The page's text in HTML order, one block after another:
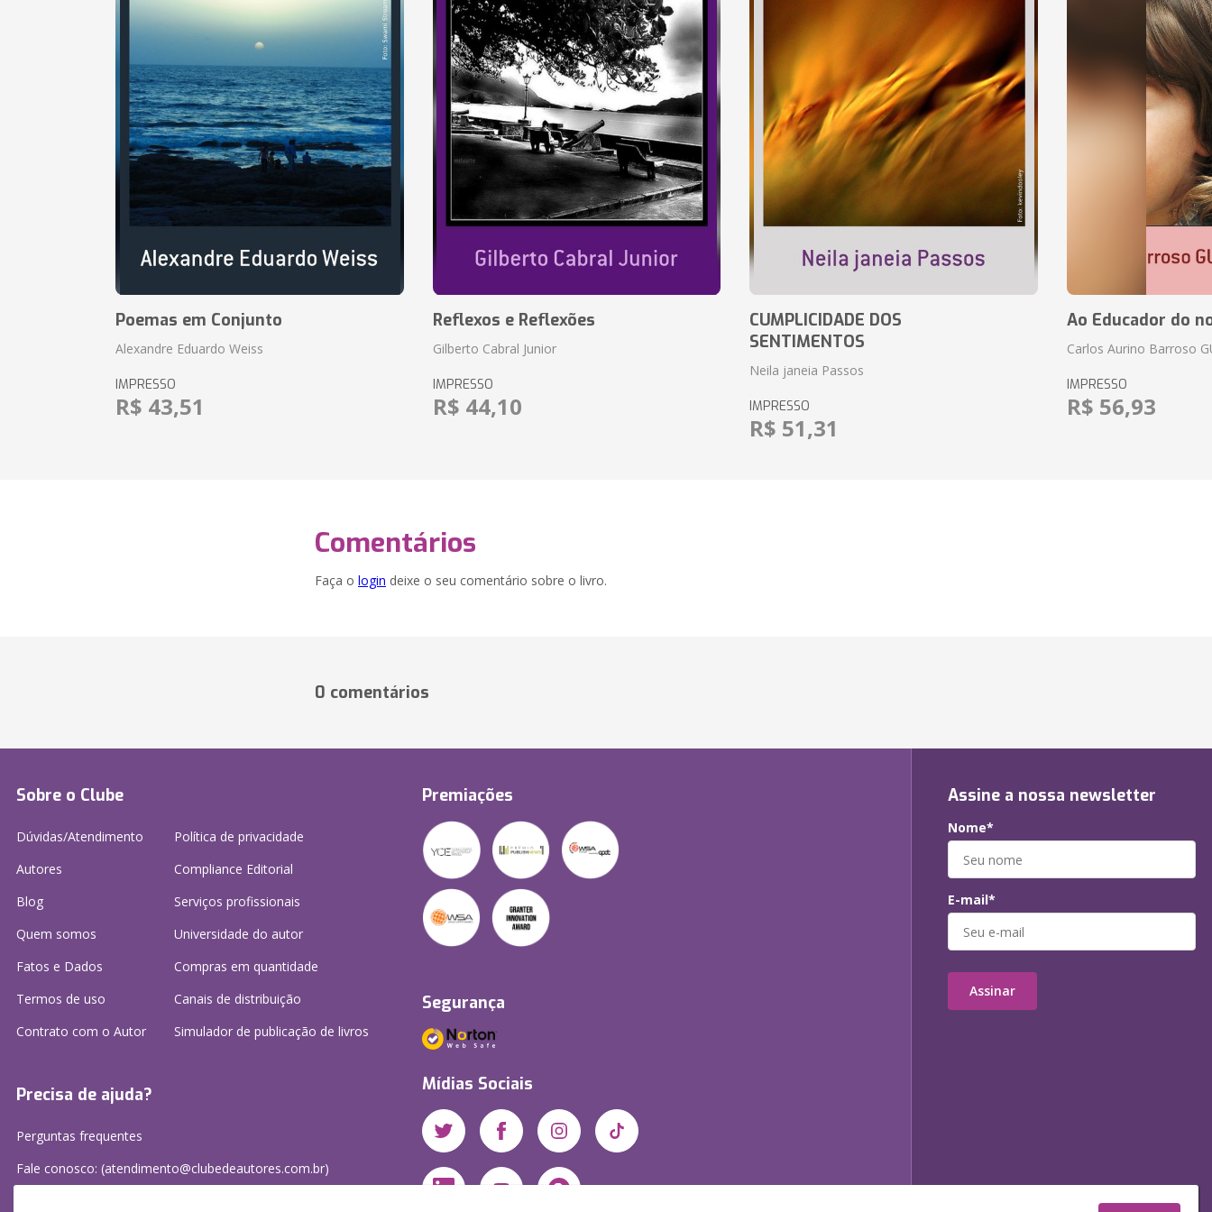
Poemas em Conjunto
Alexandre Eduardo Weiss
IMPRESSO
R$ 43,51
Reflexos e Reflexões
Gilberto Cabral Junior
IMPRESSO
R$ 44,10
CUMPLICIDADE DOS
SENTIMENTOS
Neila janeia Passos
IMPRESSO
R$ 51,31
Ao Educador do
Carlos Aurino Barroso
IMPRESSO
R$ 56,93
Comentários
Faça o login deixe o seu comentário sobre o livro.
0 comentários
Sobre o Clube
Dúvidas/Atendimento
Autores
Blog
Quem somos
Fatos e Dados
Termos de uso
Contrato com o Autor
Política de privacidade
Compliance Editorial
Serviços profissionais
Universidade do autor
Compras em quantidade
Canais de distribuição
Simulador de publicação de livros
Precisa de ajuda?
Perguntas frequentes
Fale conosco: (atendimento@clubedeautores.com.br)
Premiações
Segurança
Mídias Sociais
Assine a nossa newsletter
Nome*
E-mail*
Assinar